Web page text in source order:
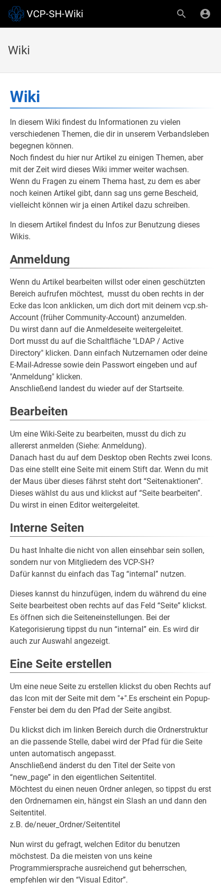
VCP-SH-Wiki
Wiki
Wiki
In diesem Wiki findest du Informationen zu vielen
verschiedenen Themen, die dir in unserem Verbandsleben
begegnen können.
Noch findest du hier nur Artikel zu einigen Themen, aber
mit der Zeit wird dieses Wiki immer weiter wachsen.
Wenn du Fragen zu einem Thema hast, zu dem es aber
noch keinen Artikel gibt, dann sag uns gerne Bescheid,
vielleicht können wir ja einen Artikel dazu schreiben.
In diesem Artikel findest du Infos zur Benutzung dieses
Wikis.
Anmeldung
Wenn du Artikel bearbeiten willst oder einen geschützten
Bereich aufrufen möchtest, musst du oben rechts in der
Ecke das Icon anklicken, um dich dort mit deinem vcp.sh-
Account (früher Community-Account) anzumelden.
Du wirst dann auf die Anmeldeseite weitergeleitet.
Dort musst du auf die Schaltfläche "LDAP / Active
Directory" klicken. Dann einfach Nutzernamen oder deine
E-Mail-Adresse sowie dein Passwort eingeben und auf
"Anmeldung" klicken.
Anschließend landest du wieder auf der Startseite.
Bearbeiten
Um eine Wiki-Seite zu bearbeiten, musst du dich zu
allererst anmelden (Siehe: Anmeldung).
Danach hast du auf dem Desktop oben Rechts zwei Icons.
Das eine stellt eine Seite mit einem Stift dar. Wenn du mit
der Maus über dieses fährst steht dort “Seitenaktionen”.
Dieses wählst du aus und klickst auf “Seite bearbeiten”.
Du wirst in einen Editor weitergeleitet.
Interne Seiten
Du hast Inhalte die nicht von allen einsehbar sein sollen,
sondern nur von Mitgliedern des VCP-SH?
Dafür kannst du einfach das Tag “internal” nutzen.
Dieses kannst du hinzufügen, indem du während du eine
Seite bearbeitest oben rechts auf das Feld “Seite” klickst.
Es öffnen sich die Seiteneinstellungen. Bei der
Kategorisierung tippst du nun “internal” ein. Es wird dir
auch zur Auswahl angezeigt.
Eine Seite erstellen
Um eine neue Seite zu erstellen klickst du oben Rechts auf
das Icon mit der Seite mit dem "+".Es erscheint ein Popup-
Fenster bei dem du den Pfad der Seite angibst.
Du klickst dich im linken Bereich durch die Ordnerstruktur
an die passende Stelle, dabei wird der Pfad für die Seite
unten automatisch angepasst.
Anschließend änderst du den Titel der Seite von
“new_page” in den eigentlichen Seitentitel.
Möchtest du einen neuen Ordner anlegen, so tippst du erst
den Ordnernamen ein, hängst ein Slash an und dann den
Seitentitel.
z.B. de/neuer_Ordner/Seitentitel
Nun wirst du gefragt, welchen Editor du benutzen
möchstest. Da die meisten von uns keine
Programmiersprache ausreichend gut beherrschen,
empfehlen wir den “Visual Editor”.